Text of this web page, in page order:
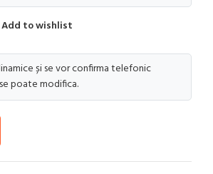
Add to wishlist
și se vor confirma telefonic
poate modifica.